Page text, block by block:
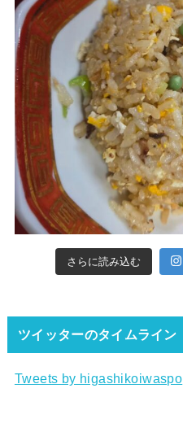
さらに読み込む
ツイッターのタイムライン
Tweets by higashikoiwaspo